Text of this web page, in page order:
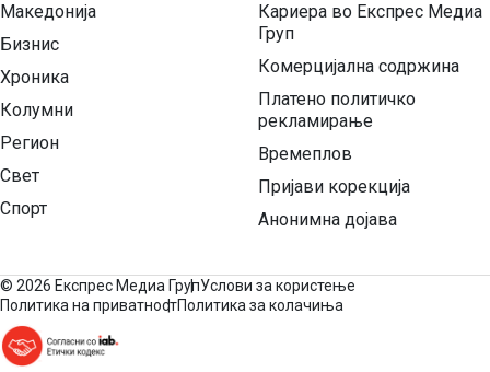
Македонија
Бизнис
Хроника
Колумни
Регион
Свет
Спорт
Кариера во Експрес Медиа
Груп
Комерцијална содржина
Платено политичко
рекламирање
Времеплов
Пријави корекција
Анонимна дојава
© 2026 Експрес Медиа ГрупУслови за користење
Политика на приватностПолитика за колачиња